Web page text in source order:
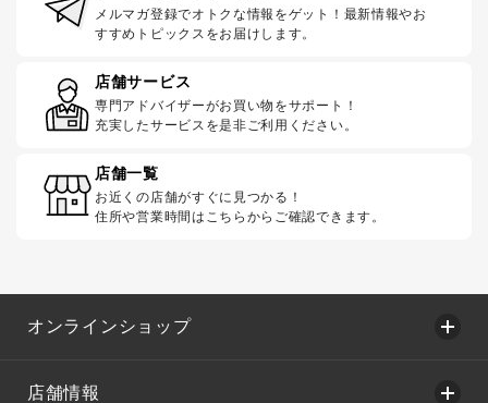
メルマガ登録でオトクな情報をゲット！最新情報やお
すすめトピックスをお届けします。
店舗サービス
専門アドバイザーがお買い物をサポート！
充実したサービスを是非ご利用ください。
店舗一覧
お近くの店舗がすぐに見つかる！
住所や営業時間はこちらからご確認できます。
オンラインショップ
店舗情報